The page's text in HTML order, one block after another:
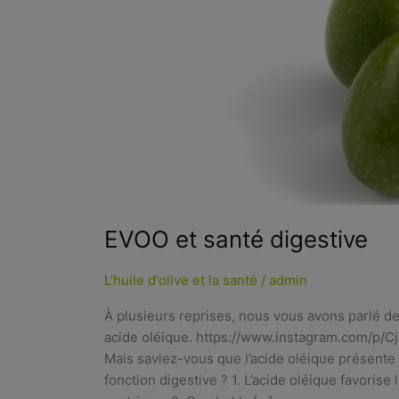
EVOO et santé digestive
L'huile d'olive et la santé / admin
À plusieurs reprises, nous vous avons parlé
acide oléique. https://www.instagram.com/p/
Mais saviez-vous que l’acide oléique
fonction digestive ? 1. L’acide oléique